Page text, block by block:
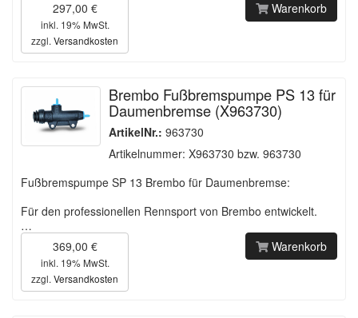
297,00 €
inkl. 19% MwSt.
zzgl. Versandkosten
Warenkorb
Brembo Fußbremspumpe PS 13 für
Daumenbremse (X963730)
ArtikelNr.: 963730
Artikelnummer: X963730 bzw. 963730
Fußbremspumpe SP 13 Brembo für Daumenbremse:
Für den professionellen Rennsport von Brembo entwickelt.
…
369,00 €
inkl. 19% MwSt.
zzgl. Versandkosten
Warenkorb